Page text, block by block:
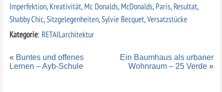
Imperfektion,Kreativität,Mc Donalds,McDonalds,Paris,Resultat,
Shabby Chic,Sitzgelegenheiten,Sylvie Becquet,Versatzstücke
Kategorie: RETAILarchitektur
« Buntes und offenes
Lernen – Ayb-Schule
Ein Baumhaus als urbaner
Wohnraum – 25 Verde »